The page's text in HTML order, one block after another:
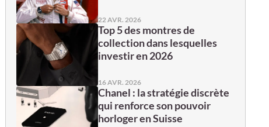
22 AVR. 2026
Top 5 des montres de
collection dans lesquelles
investir en 2026
16 AVR. 2026
Chanel : la stratégie discrète
qui renforce son pouvoir
horloger en Suisse